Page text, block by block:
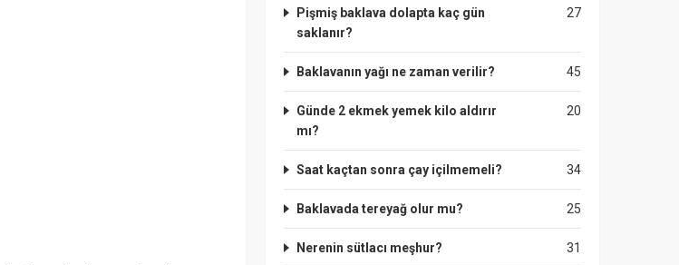
27
Pişmiş baklava dolapta kaç gün
saklanır?
45
Baklavanın yağı ne zaman verilir?
20
Günde 2 ekmek yemek kilo aldırır
mı?
34
Saat kaçtan sonra çay içilmemeli?
25
Baklavada tereyağ olur mu?
31
Nerenin sütlacı meşhur?